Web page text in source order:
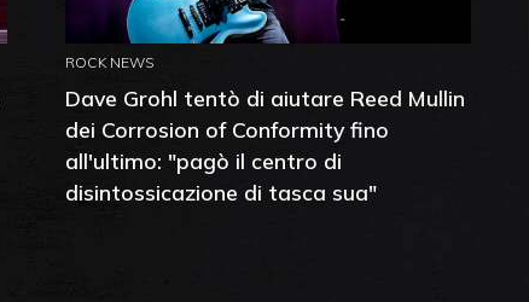
ROCK NEWS
Dave Grohl tentò di aiutare Reed Mullin
dei Corrosion of Conformity fino
all'ultimo: "pagò il centro di
disintossicazione di tasca sua"